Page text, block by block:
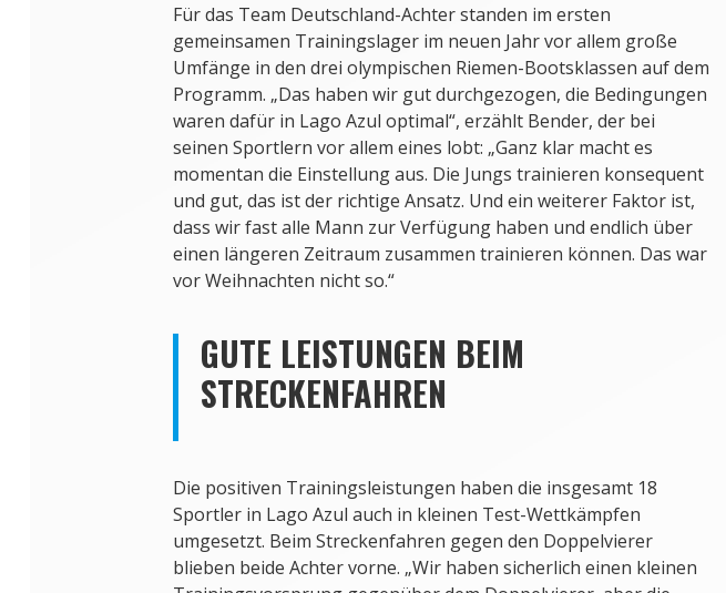
Für das Team Deutschland-Achter standen im ersten
gemeinsamen Trainingslager im neuen Jahr vor allem große
Umfänge in den drei olympischen Riemen-Bootsklassen auf dem
Programm. „Das haben wir gut durchgezogen, die Bedingungen
waren dafür in Lago Azul optimal“, erzählt Bender, der bei
seinen Sportlern vor allem eines lobt: „Ganz klar macht es
momentan die Einstellung aus. Die Jungs trainieren konsequent
und gut, das ist der richtige Ansatz. Und ein weiterer Faktor ist,
dass wir fast alle Mann zur Verfügung haben und endlich über
einen längeren Zeitraum zusammen trainieren können. Das war
vor Weihnachten nicht so.“
GUTE LEISTUNGEN BEIM
STRECKENFAHREN
Die positiven Trainingsleistungen haben die insgesamt 18
Sportler in Lago Azul auch in kleinen Test-Wettkämpfen
umgesetzt. Beim Streckenfahren gegen den Doppelvierer
blieben beide Achter vorne. „Wir haben sicherlich einen kleinen